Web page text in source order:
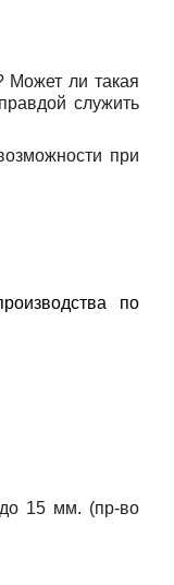
Может ли такая
служить
при
по
15 мм. (пр-во